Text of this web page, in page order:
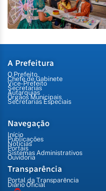
A Prefeitura
O Prefeito
Chefe de Gabinete
Vice-Prefeito
Secretarias
Autarquias
Órgãos Municipais
Secretarias Especiais
Navegação
Início
Publicações
Notícias
Portais
Sistemas Administrativos
Ouvidoria
Transparência
Portal da Transparência
Diário Oficial